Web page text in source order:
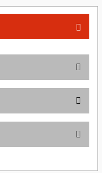
kullanarak tarafımıza